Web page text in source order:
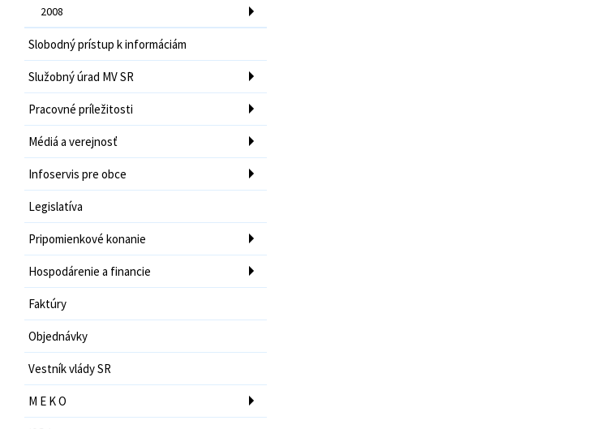
2008
Slobodný prístup k informáciám
Služobný úrad MV SR
Pracovné príležitosti
Médiá a verejnosť
Infoservis pre obce
Legislatíva
Pripomienkové konanie
Hospodárenie a financie
Faktúry
Objednávky
Vestník vlády SR
M E K O